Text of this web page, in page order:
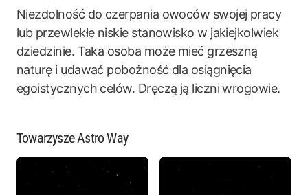
Niezdolność do czerpania owoców swojej pracy
lub przewlekłe niskie stanowisko w jakiejkolwiek
dziedzinie. Taka osoba może mieć grzeszną
naturę i udawać pobożność dla osiągnięcia
egoistycznych celów. Dręczą ją liczni wrogowie.
Towarzysze Astro Way